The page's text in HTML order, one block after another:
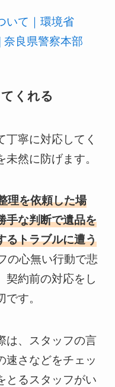
いて｜環境省
奈良県警察本部
くれる
丁寧に対応してく
未然に防げます。
理を依頼した場
手な判断で遺品を
るトラブルに遭う
の心無い行動で悲
契約前の対応をし
す。
は、スタッフの言
速さなどをチェッ
とるスタッフがい